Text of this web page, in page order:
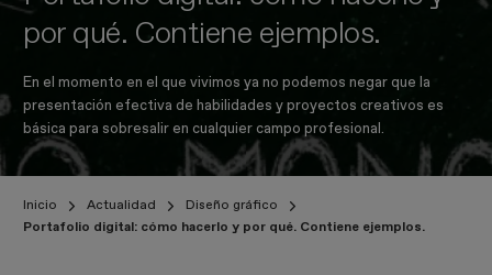
por qué. Contiene ejemplos.
En el momento en el que vivimos ya no podemos negar que la
presentación efectiva de habilidades y proyectos creativos es
básica para sobresalir en cualquier campo profesional.
Inicio Actualidad
Diseño gráfico
Portafolio digital: cómo hacerlo y por qué. Contiene ejemplos.